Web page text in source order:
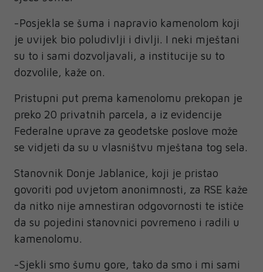
-Posjekla se šuma i napravio kamenolom koji
je uvijek bio poludivlji i divlji. I neki mještani
su to i sami dozvoljavali, a institucije su to
dozvolile, kaže on.
Pristupni put prema kamenolomu prekopan je
preko 20 privatnih parcela, a iz evidencije
Federalne uprave za geodetske poslove može
se vidjeti da su u vlasništvu mještana tog sela.
Stanovnik Donje Jablanice, koji je pristao
govoriti pod uvjetom anonimnosti, za RSE kaže
da nitko nije amnestiran odgovornosti te ističe
da su pojedini stanovnici povremeno i radili u
kamenolomu.
-Sjekli smo šumu gore, tako da smo i mi sami